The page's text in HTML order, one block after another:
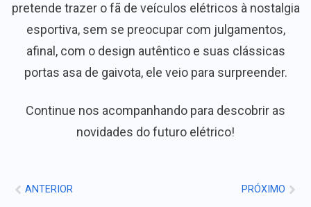
pretende trazer o fã de veículos elétricos à nostalgia
esportiva, sem se preocupar com julgamentos,
afinal, com o design autêntico e suas clássicas
portas asa de gaivota, ele veio para surpreender.
Continue nos acompanhando para descobrir as
novidades do futuro elétrico!
ANTERIOR PRÓXIMO